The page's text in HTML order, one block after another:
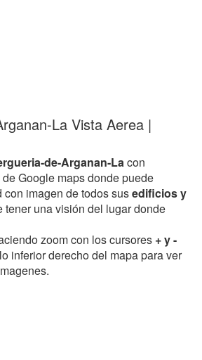
La Vista Aerea |
de-Arganan-Lacon
Google maps donde puede
imagen de todos susedificios y
tener una visión del lugar donde
zoom con los cursores + y -
inferior derecho del mapa para ver